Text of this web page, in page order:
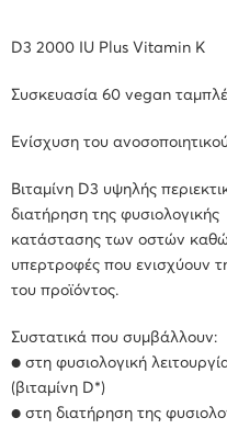
D3 2000 IU Plus Vitamin K
Συσκευασία 60 vegan
Ενίσχυση του
Βιταμίνη D3 υψηλής
διατήρηση της φυσιολογικής
κατάστασης των οστών
υπερτροφές που ενισχύουν
του προϊόντος.
Συστατικά που συμβάλλουν:
● στη φυσιολογική
(βιταμίνη D*)
● στη διατήρηση της